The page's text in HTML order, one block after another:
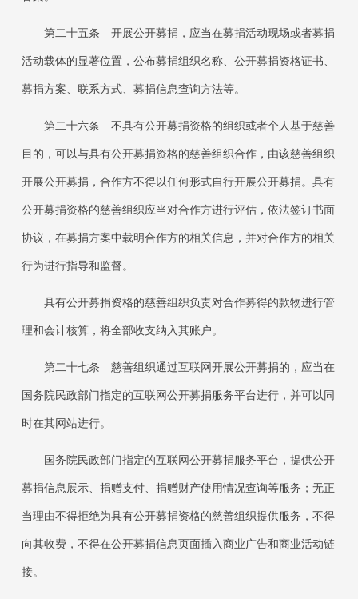
第二十五条 开展公开募捐，应当在募捐活动现场或者募捐
活动载体的显著位置，公布募捐组织名称、公开募捐资格证书、
募捐方案、联系方式、募捐信息查询方法等。
第二十六条 不具有公开募捐资格的组织或者个人基于慈善
目的，可以与具有公开募捐资格的慈善组织合作，由该慈善组织
开展公开募捐，合作方不得以任何形式自行开展公开募捐。具有
公开募捐资格的慈善组织应当对合作方进行评估，依法签订书面
协议，在募捐方案中载明合作方的相关信息，并对合作方的相关
行为进行指导和监督。
具有公开募捐资格的慈善组织负责对合作募得的款物进行管
理和会计核算，将全部收支纳入其账户。
第二十七条 慈善组织通过互联网开展公开募捐的，应当在
国务院民政部门指定的互联网公开募捐服务平台进行，并可以同
时在其网站进行。
国务院民政部门指定的互联网公开募捐服务平台，提供公开
募捐信息展示、捐赠支付、捐赠财产使用情况查询等服务；无正
当理由不得拒绝为具有公开募捐资格的慈善组织提供服务，不得
向其收费，不得在公开募捐信息页面插入商业广告和商业活动链
接。